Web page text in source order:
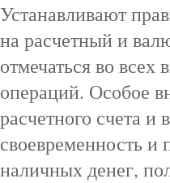
Устанавливают
на расчетный и
отмечаться во
операций. Особое
расчетного счета
своевременность и
наличных денег,